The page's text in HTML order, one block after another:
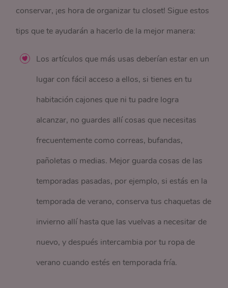
conservar, ¡es hora de organizar tu closet! Sigue estos
tips que te ayudarán a hacerlo de la mejor manera:
Los artículos que más usas deberían estar en un
lugar con fácil acceso a ellos, si tienes en tu
habitación cajones que ni tu padre logra
alcanzar, no guardes allí cosas que necesitas
frecuentemente como correas, bufandas,
pañoletas o medias. Mejor guarda cosas de las
temporadas pasadas, por ejemplo, si estás en la
temporada de verano, conserva tus chaquetas de
invierno allí hasta que las vuelvas a necesitar de
nuevo, y después intercambia por tu ropa de
verano cuando estés en temporada fría.